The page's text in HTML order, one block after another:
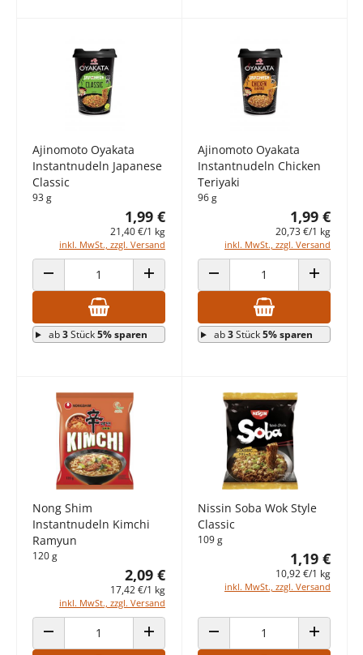
Ajinomoto Oyakata
Instantnudeln Japanese
Classic
93 g
1,99 €
21,40 €/1 kg
inkl. MwSt., zzgl. Versand
ANZAHL VERRINGERN ANZAHL ERHÖHEN
ab3Stück5% sparen
Ajinomoto Oyakata
Instantnudeln Chicken
Teriyaki
96 g
1,99 €
20,73 €/1 kg
inkl. MwSt., zzgl. Versand
ANZAHL VERRINGERN ANZAHL
ab3Stück5% sparen
Nong Shim
Instantnudeln Kimchi
Ramyun
120 g
2,09 €
17,42 €/1 kg
inkl. MwSt., zzgl. Versand
ANZAHL VERRINGERN ANZAHL ERHÖHEN
Nissin Soba Wok Style
Classic
109 g
1,19 €
10,92 €/1 kg
inkl. MwSt., zzgl. Versand
ANZAHL VERRINGERN ANZAHL